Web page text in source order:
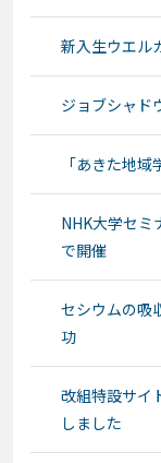
新入生ウエル
ジョブシャド
「あきた地
NHK大学セミ
で開催
セシウムの吸
功
改組特設サイ
しました